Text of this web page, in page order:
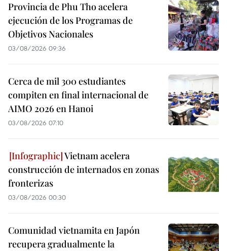
Provincia de Phu Tho acelera
ejecución de los Programas de
Objetivos Nacionales
03/08/2026 09:36
Cerca de mil 300 estudiantes
compiten en final internacional de
AIMO 2026 en Hanoi
03/08/2026 07:10
Vietnam acelera
construcción de internados en zonas
fronterizas
03/08/2026 00:30
Comunidad vietnamita en Japón
recupera gradualmente la